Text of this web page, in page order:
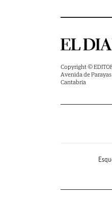
Copyright ©
Avenida de Parayas
Cantabria